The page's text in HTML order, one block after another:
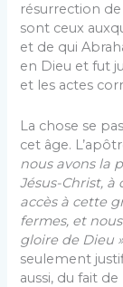
résurrection
sont ceux
et de qui
en Dieu et fut
et les actes
La chose se
cet âge.
nous avons la
Jésus-Christ, à
accès à cette
fermes, et
gloire de Dieu »
seulement
aussi, du fait